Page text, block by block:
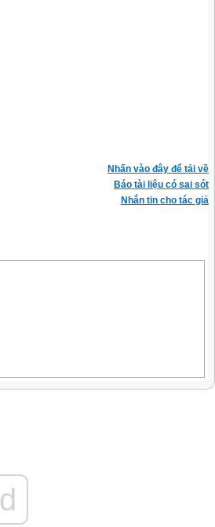
Nhấn vào đây để tải về
Báo tài liệu có sai sót
Nhắn tin cho tác giả
tin